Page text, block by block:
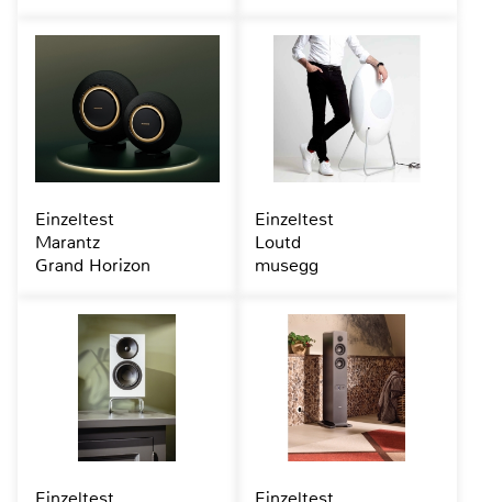
Einzeltest
Marantz
Grand Horizon
Einzeltest
Loutd
musegg